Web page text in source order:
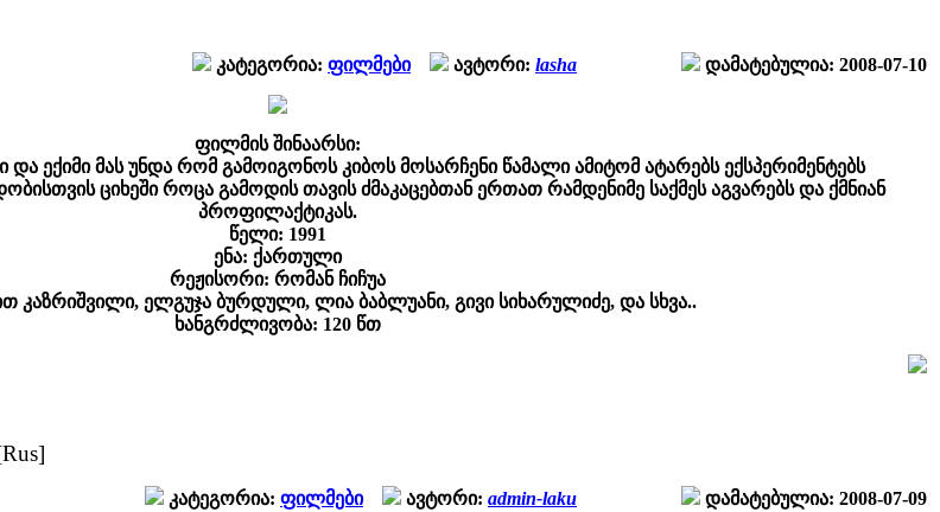
კატეგორია: ფილმები ავტორი: lasha დამატებულია: 2008-07-10
ფილმის შინაარსი:
ექიმი მას უნდა რომ გამოიგონოს კიბოს მოსარჩენი წამალი ამიტომ ატარებს ექსპერიმენტებს
ციხეში როცა გამოდის თავის ძმაკაცებთან ერთათ რამდენიმე საქმეს აგვარებს და ქმნიან
პროფილაქტიკას.
წელი: 1991
ენა: ქართული
რეჟისორი: რომან ჩიჩუა
კაზრიშვილი, ელგუჯა ბურდული, ლია ბაბლუანი, გივი სიხარულიძე, და სხვა..
ხანგრძლივობა: 120 წთ
კატეგორია: ფილმები ავტორი: admin-laku დამატებულია: 2008-07-09